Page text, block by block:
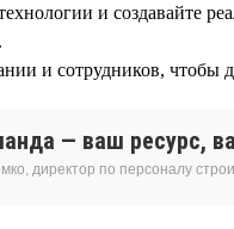
и создавайте
и сотрудников, чтобы
— ваш ресурс,
директор по персоналу